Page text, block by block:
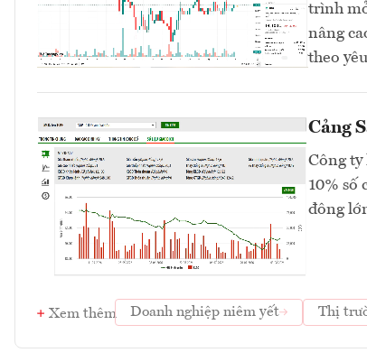
trình
nâng
theo
Cảng
Công ty
10% số
đông
Xem thêm Doanh nghiệp niêm yết Thị